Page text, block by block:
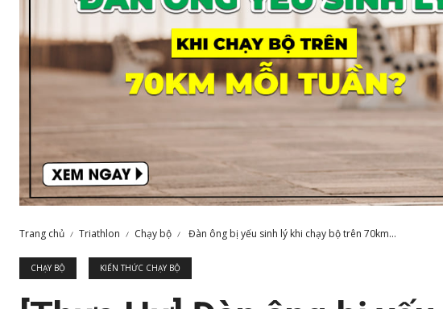
Trang chủ Triathlon Chạy bộ Đàn ông bị yếu sinh lý khi chạy bộ trên 70km...
CHẠY BỘ KIẾN THỨC CHẠY BỘ